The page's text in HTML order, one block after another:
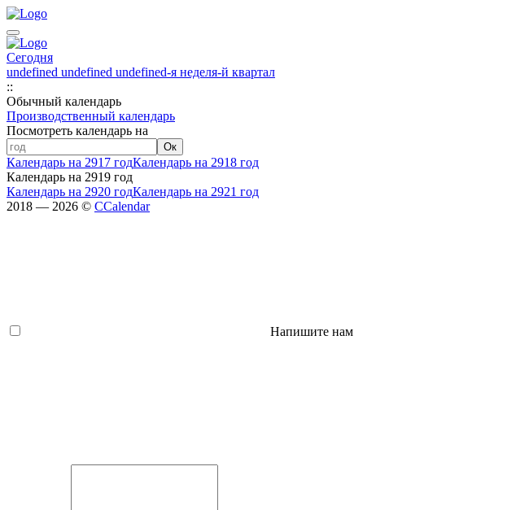
Сегодня
undefined undefined undefined-я неделя-й квартал
::
Обычный календарь
Производственный календарь
Посмотреть календарь на
Ок
Календарь на 2917 годКалендарь на 2918 год
Календарь на 2919 год
Календарь на 2920 годКалендарь на 2921 год
2018 — 2026 © CCalendar
Напишите нам